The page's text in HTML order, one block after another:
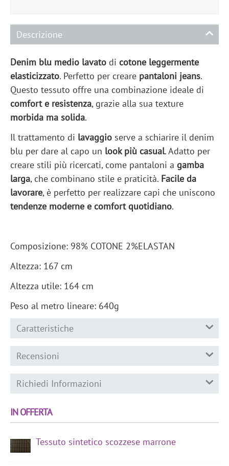
Descrizione
Denim blu medio lavato di cotone leggermente
elasticizzato. Perfetto per creare pantaloni jeans.
Questo tessuto offre una combinazione ideale di
comfort e resistenza, grazie alla sua texture
morbida ma solida.
Il trattamento di lavaggio serve a schiarire il denim
blu per dare al capo un look più casual. Adatto per
creare stili più ricercati, come pantaloni a gamba
larga, che combinano stile e praticità. Facile da
lavorare, è perfetto per realizzare capi che uniscono
tendenze moderne e comfort quotidiano.
Composizione: 98% COTONE 2%ELASTAN
Altezza: 167 cm
Altezza utile: 164 cm
Peso al metro lineare: 640g
Caratteristiche
Recensioni
Richiedi Informazioni
IN OFFERTA
Tessuto sintetico scozzese marrone